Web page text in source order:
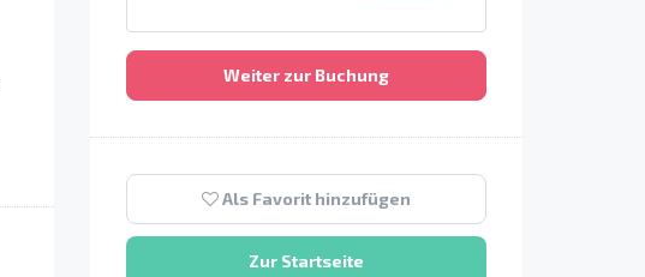
Weiter zur Buchung
Als Favorit hinzufügen
Zur Startseite